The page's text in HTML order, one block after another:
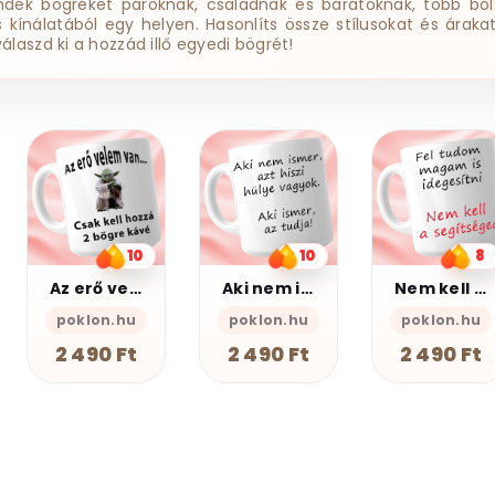
kínálatából egy helyen. Hasonlíts össze stílusokat és
ki a hozzád illő egyedi bögrét!
10
Aki nem ismer Bögre
poklon.hu
2 490 Ft
8
Nem kell a segítsé - Bögre
poklon.hu
2 490 Ft
12
Baglyos bögre
PSZ Design
2 490 Ft